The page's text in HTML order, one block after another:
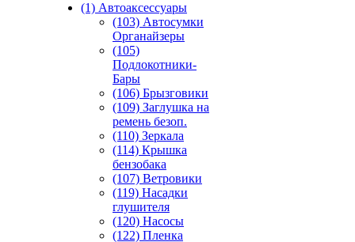
(1) Автоаксессуары
(103) Автосумки
Органайзеры
(105)
Подлокотники-
Бары
(106) Брызговики
(109) Заглушка на
ремень безоп.
(110) Зеркала
(114) Крышка
бензобака
(107) Ветровики
(119) Насадки
глушителя
(120) Насосы
(122) Пленка